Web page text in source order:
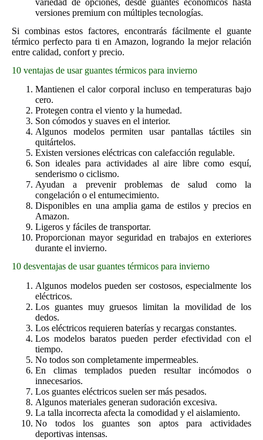
variedad de opciones, desde guantes económicos hasta
versiones premium con múltiples tecnologías.
Si combinas estos factores, encontrarás fácilmente el guante
térmico perfecto para ti en Amazon, logrando la mejor relación
entre calidad, confort y precio.
10 ventajas de usar guantes térmicos para invierno
Mantienen el calor corporal incluso en temperaturas bajo
cero.
Protegen contra el viento y la humedad.
Son cómodos y suaves en el interior.
Algunos modelos permiten usar pantallas táctiles sin
quitártelos.
Existen versiones eléctricas con calefacción regulable.
Son ideales para actividades al aire libre como esquí,
senderismo o ciclismo.
Ayudan a prevenir problemas de salud como la
congelación o el entumecimiento.
Disponibles en una amplia gama de estilos y precios en
Amazon.
Ligeros y fáciles de transportar.
Proporcionan mayor seguridad en trabajos en exteriores
durante el invierno.
10 desventajas de usar guantes térmicos para invierno
Algunos modelos pueden ser costosos, especialmente los
eléctricos.
Los guantes muy gruesos limitan la movilidad de los
dedos.
Los eléctricos requieren baterías y recargas constantes.
Los modelos baratos pueden perder efectividad con el
tiempo.
No todos son completamente impermeables.
En climas templados pueden resultar incómodos o
innecesarios.
Los guantes eléctricos suelen ser más pesados.
Algunos materiales generan sudoración excesiva.
La talla incorrecta afecta la comodidad y el aislamiento.
No todos los guantes son aptos para actividades
deportivas intensas.